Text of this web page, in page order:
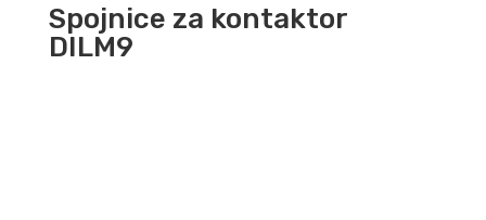
Spojnice za kontaktor
DILM9